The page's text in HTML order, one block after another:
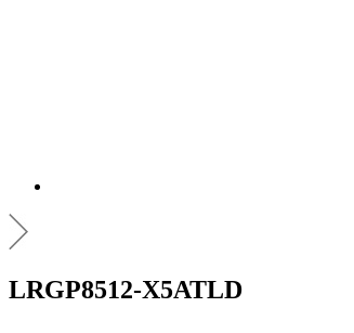
LRGP8512-X5ATLD